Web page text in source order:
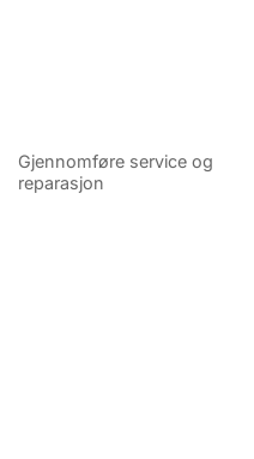
Gjennomføre service og
reparasjon